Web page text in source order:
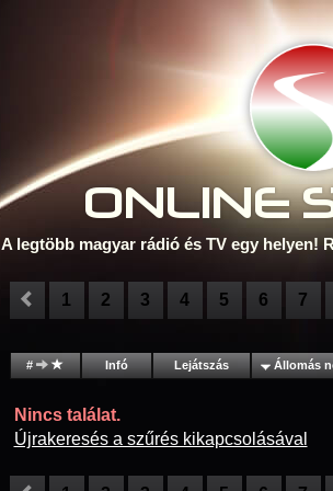
ONLINE
A legtöbb magyar rádió és TV egy helyen!
1 2 3 4 5 6 7
# Infó Lejátszás Állomás
Nincs találat.
Újrakeresés a szűrés kikapcsolásával